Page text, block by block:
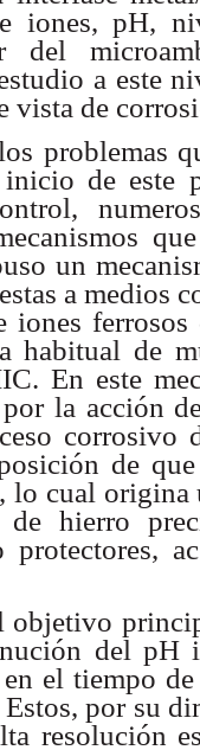
iones, pH,
del
a este
vista de
problemas
inicio de este
un
amedios
iones
habitual de
En este
por la acción
corrosivo
de
lo cual origina
de hierro
protectores,
objetivo
del pH
el tiempo
Estos, por su
resolución